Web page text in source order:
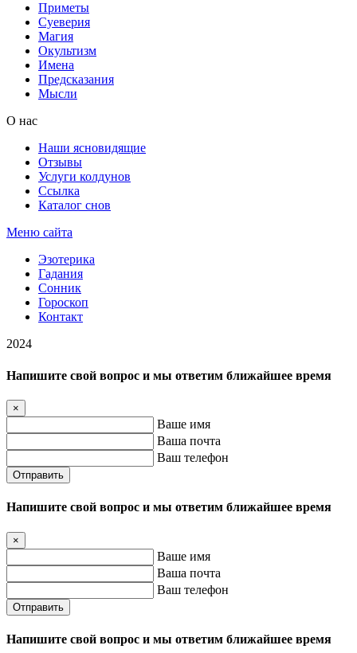
Приметы
Суеверия
Магия
Окультизм
Имена
Предсказания
Мысли
О нас
Наши ясновидящие
Отзывы
Услуги колдунов
Ссылка
Каталог снов
Меню сайта
Эзотерика
Гадания
Сонник
Гороскоп
Контакт
2024
Напишите свой вопрос и мы ответим ближайшее время
×
Ваше имя
Ваша почта
Ваш телефон
Отправить
Напишите свой вопрос и мы ответим ближайшее время
×
Ваше имя
Ваша почта
Ваш телефон
Отправить
Напишите свой вопрос и мы ответим ближайшее время